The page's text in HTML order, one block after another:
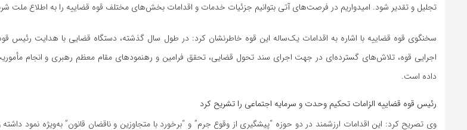
تجلیل و تقدیر شود. امیدواریم در فرصت‌های آتی بتوانیم جزئیات خدمات و اقدامات بخش‌های مختلف قوه قضاییه را به اطلاع ملت
سخنگوی قوه قضاییه با اشاره به اقدامات یک‌ساله این قوه خاطرنشان کرد: در طول سال گذشته، دستگاه قضایی با هدایت رئیس
اجرایی قوه، تلاش‌های گسترده‌ای در جهت اجرای سند تحول قضایی، تحقق فرامین و رهنمودهای مقام معظم رهبری و انجام
داده است.
رئیس قوه قضاییه الزامات تحکیم وحدت و سرمایه اجتماعی را تشریح کرد
وی تصریح کرد: این اقدامات ارزشمند در دو حوزه “پیشگیری از وقوع جرم” و “برخورد با متجاوزین و ناقضان قانون” به‌ویژه نمود